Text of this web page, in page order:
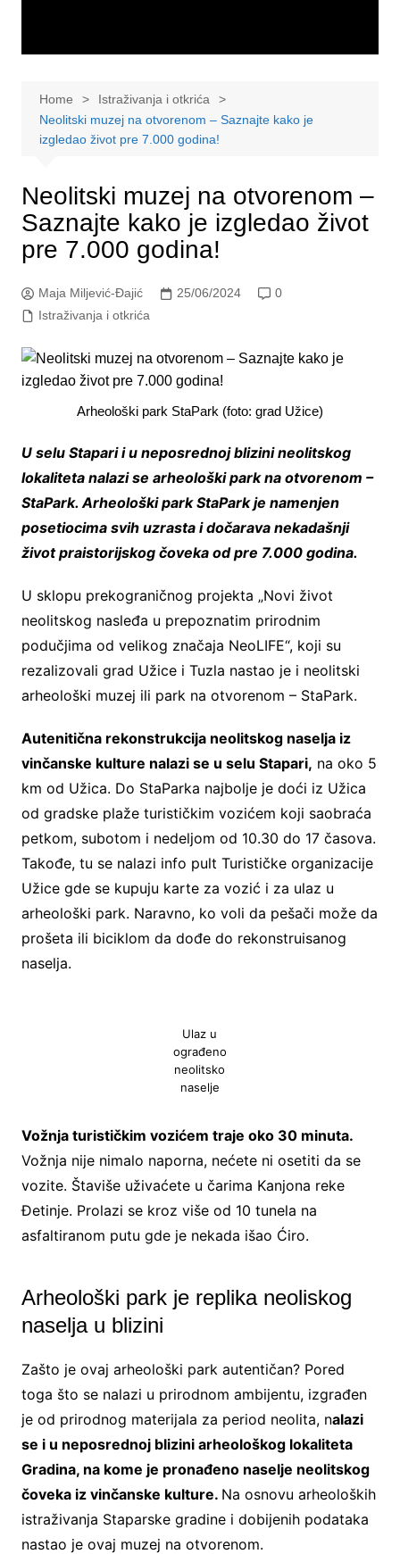
Home
Istraživanja i otkrića
Neolitski muzej na otvorenom – Saznajte kako je
izgledao život pre 7.000 godina!
Neolitski muzej na otvorenom –
Saznajte kako je izgledao život
pre 7.000 godina!
Maja Miljević-Đajić 25/06/2024
0
Istraživanja i otkrića
Arheološki park StaPark (foto: grad Užice)
U selu Stapari i u neposrednoj blizini neolitskog
lokaliteta nalazi se arheološki park na otvorenom –
StaPark. Arheološki park StaPark je namenjen
posetiocima svih uzrasta i dočarava nekadašnji
život praistorijskog čoveka od pre 7.000 godina.
U sklopu prekograničnog projekta „Novi život
neolitskog nasleđa u prepoznatim prirodnim
podučjima od velikog značaja NeoLIFE“, koji su
rezalizovali grad Užice i Tuzla nastao je i neolitski
arheološki muzej ili park na otvorenom – StaPark.
Autenitična rekonstrukcija neolitskog naselja iz
vinčanske kulture nalazi se u selu Stapari, na oko 5
km od Užica. Do StaParka najbolje je doći iz Užica
od gradske plaže turističkim vozićem koji saobraća
petkom, subotom i nedeljom od 10.30 do 17 časova.
Takođe, tu se nalazi info pult Turističke organizacije
Užice gde se kupuju karte za vozić i za ulaz u
arheološki park. Naravno, ko voli da pešači može da
prošeta ili biciklom da dođe do rekonstruisanog
naselja.
Ulaz u
ograđeno
neolitsko
naselje
Vožnja turističkim vozićem traje oko 30 minuta.
Vožnja nije nimalo naporna, nećete ni osetiti da se
vozite. Štaviše uživaćete u čarima Kanjona reke
Đetinje. Prolazi se kroz više od 10 tunela na
asfaltiranom putu gde je nekada išao Ćiro.
Arheološki park je replika neoliskog
naselja u blizini
Zašto je ovaj arheološki park autentičan? Pored
toga što se nalazi u prirodnom ambijentu, izgrađen
je od prirodnog materijala za period neolita, nalazi
se i u neposrednoj blizini arheološkog lokaliteta
Gradina, na kome je pronađeno naselje neolitskog
čoveka iz vinčanske kulture. Na osnovu arheoloških
istraživanja Staparske gradine i dobijenih podataka
nastao je ovaj muzej na otvorenom.